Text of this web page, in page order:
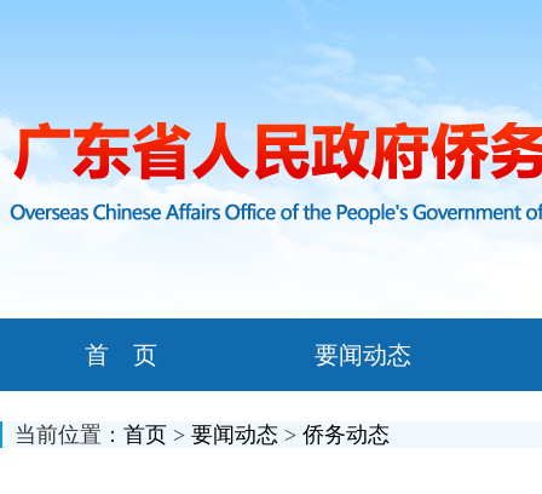
首 页 要闻动态
当前位置： 首页 > 要闻动态 > 侨务动态